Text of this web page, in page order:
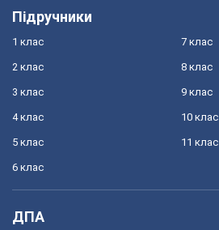
Підручники
1 клас
2 клас
3 клас
4 клас
5 клас
6 клас
7 клас
8 клас
9 клас
10 клас
11 клас
ДПА